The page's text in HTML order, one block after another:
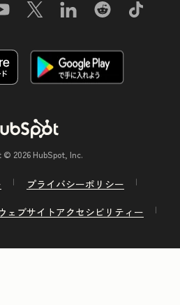
© 2026 HubSpot, Inc.
プライバシーポリシー
ェブサイトアクセシビリティー